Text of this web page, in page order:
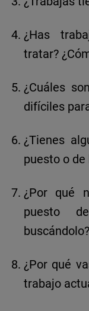
¿Has
tratar?
¿Cuáles
difíciles
¿Tienes
puesto o
¿Por qué
puesto
buscándolo?
¿Por qué
trabajo